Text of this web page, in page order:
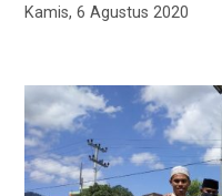
Kamis, 6 Agustus 2020